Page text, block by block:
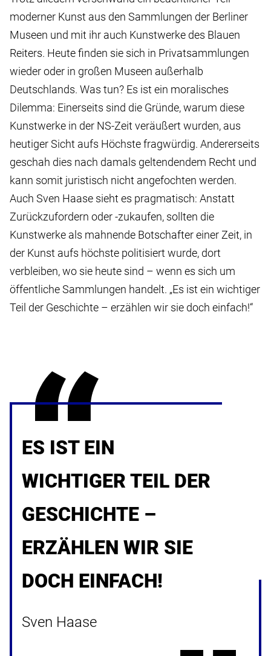
moderner Kunst aus den Sammlungen der Berliner
Museen und mit ihr auch Kunstwerke des Blauen
Reiters. Heute finden sie sich in Privatsammlungen
wieder oder in großen Museen außerhalb
Deutschlands. Was tun? Es ist ein moralisches
Dilemma: Einerseits sind die Gründe, warum diese
Kunstwerke in der NS-Zeit veräußert wurden, aus
heutiger Sicht aufs Höchste fragwürdig. Andererseits
geschah dies nach damals geltendendem Recht und
kann somit juristisch nicht angefochten werden.
Auch Sven Haase sieht es pragmatisch: Anstatt
Zurückzufordern oder -zukaufen, sollten die
Kunstwerke als mahnende Botschafter einer Zeit, in
der Kunst aufs höchste politisiert wurde, dort
verbleiben, wo sie heute sind – wenn es sich um
öffentliche Sammlungen handelt. „Es ist ein wichtiger
Teil der Geschichte – erzählen wir sie doch einfach!“
ES IST EIN
WICHTIGER TEIL DER
GESCHICHTE –
ERZÄHLEN WIR SIE
DOCH EINFACH!
Sven Haase